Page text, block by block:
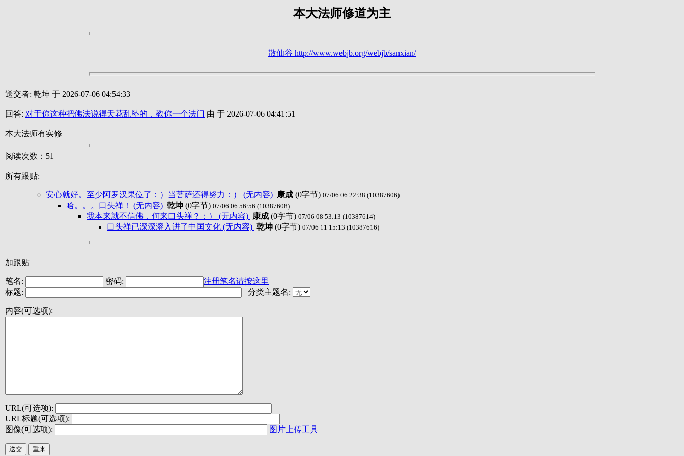
本大法师修道为主
散仙谷 http://www.webjb.org/webjb/sanxian/
送交者: 乾坤 于 2026-07-06 04:54:33
回答: 对于你这种把佛法说得天花乱坠的，教你一个法门 由 于 2026-07-06 04:41:51
本大法师有实修
阅读次数：51
所有跟贴:
安心就好。至少阿罗汉果位了：）当菩萨还得努力：） (无内容) 康成 (0字节) 07/06 06 22:38 (10387606)
哈。。。口头禅！ (无内容) 乾坤 (0字节) 07/06 06 56:56 (10387608)
我本来就不信佛，何来口头禅？：） (无内容) 康成 (0字节) 07/06 08 53:13 (10387614)
口头禅已深深溶入进了中国文化 (无内容) 乾坤 (0字节) 07/06 11 15:13 (10387616)
加跟贴
笔名: 密码:
注册笔名请按这里
标题:
分类主题名:
内容(可选项):
URL(可选项):
URL标题(可选项):
图像(可选项):
图片上传工具